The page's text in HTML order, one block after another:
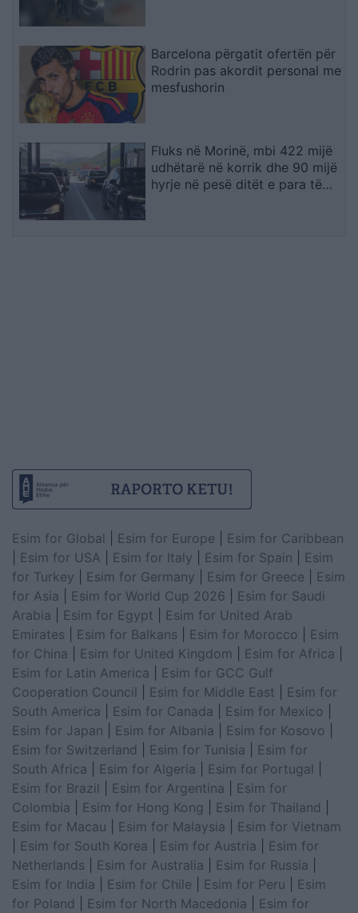
Barcelona përgatit ofertën për
Rodrin pas akordit personal me
mesfushorin
Fluks në Morinë, mbi 422 mijë
udhëtarë në korrik dhe 90 mijë
hyrje në pesë ditët e para të
Esim for Global Esim for Europe
Esim for Caribbean
Esim for USA Esim for Italy Esim for Spain
Esim
for Turkey
Esim for Germany Esim for Greece
Esim
for Asia
Esim for World Cup 2026
Esim for Saudi
Arabia
Esim for Egypt
Esim for United Arab
Emirates
Esim for Balkans Esim for Morocco
Esim
for China
Esim for United Kingdom Esim for Africa
Esim for Latin America
Esim for GCC Gulf
Cooperation Council
Esim for Middle East
Esim for
South America
Esim for Canada Esim for Mexico
Esim for Japan
Esim for Albania Esim for Kosovo
Esim for Switzerland
Esim for Tunisia
Esim for
South Africa
Esim for Algeria Esim for Portugal
Esim for Brazil
Esim for Argentina
Esim for
Colombia
Esim for Hong Kong Esim for Thailand
Esim for Macau
Esim for Malaysia
Esim for Vietnam
Esim for South Korea Esim for Austria
Esim for
Netherlands
Esim for Australia Esim for Russia
Esim for India
Esim for Chile Esim for Peru
Esim
for Poland
Esim for North Macedonia
Esim for